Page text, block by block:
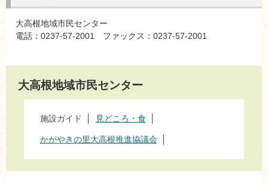
大高根地域市民センター
電話：0237-57-2001 ファックス：0237-57-2001
大高根地域市民センター
施設ガイド 見どころ・食
かがやきの里大高根推進協議会